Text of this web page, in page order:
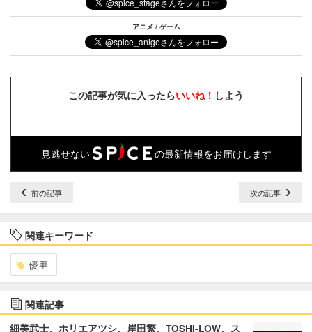
アニメ / ゲーム
この記事が気に入ったらいいね！ しよう
見逃せない の最新情報をお届けします
前の記事 次の記事
関連キーワード
優里
関連記事
細美武士、ホリエアツシ、岸田繁、TOSHI-LOW、ス